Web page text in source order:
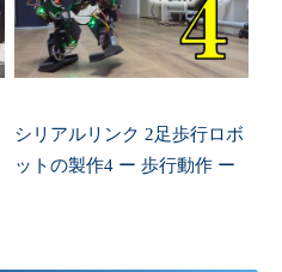
シリアルリンク 2足歩行ロボ
ットの製作4 ー 歩行動作 ー